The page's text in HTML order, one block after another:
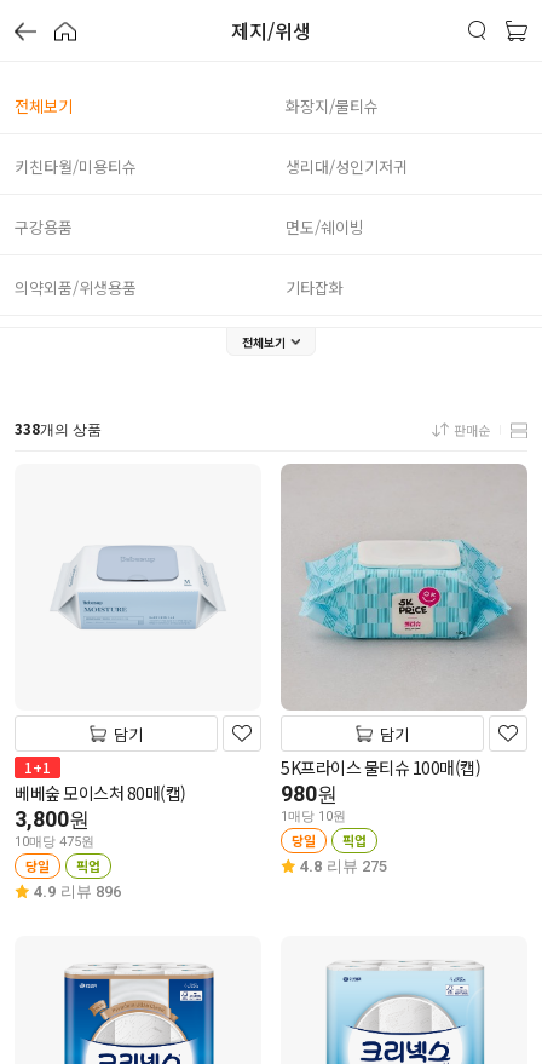
제지/위생
전체보기 화장지/물티슈
키친타월/미용티슈 생리대/성인기저귀
구강용품 면도/쉐이빙
의약외품/위생용품 기타잡화
전체보기
338개의 상품 판매순
담기
1+1
베베숲 모이스처 80매(캡)
3,800원
10매당 475원
당일 픽업
4.9 리뷰 896
담기
5K프라이스 물티슈 100매(캡)
980원
1매당 10원
당일 픽업
4.8 리뷰 275